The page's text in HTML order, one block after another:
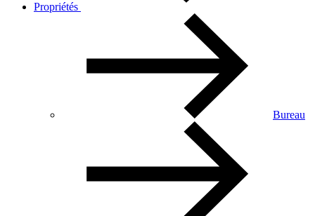
Propriétés
Bureau